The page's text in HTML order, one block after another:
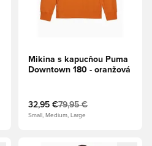
Mikina s kapucňou Puma
Downtown 180 - oranžová
32,95 €79,95 €
Small, Medium, Large